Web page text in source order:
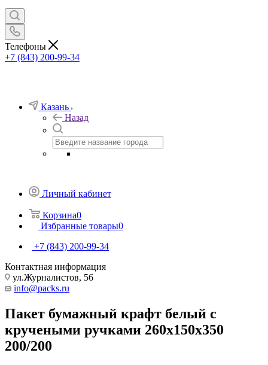
Телефоны
+7 (843) 200-99-34
Казань
Назад
Личный кабинет
Корзина0
Избранные товары0
+7 (843) 200-99-34
Контактная информация
ул.Журналистов, 56
info@packs.ru
Пакет бумажный крафт белый с
кручеными ручками 260х150х350
200/200